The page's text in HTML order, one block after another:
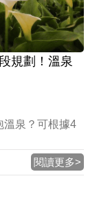
規劃！溫泉
溫泉？可根據4
閱讀更多>